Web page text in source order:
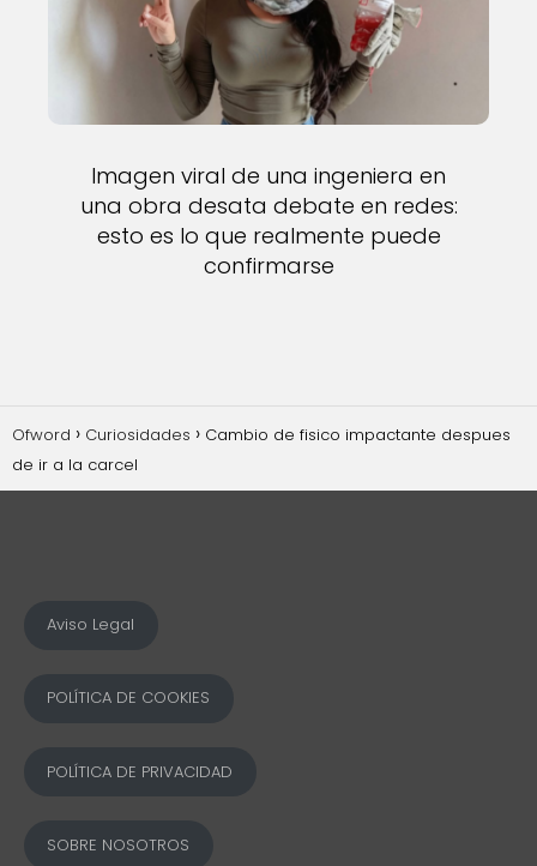
Imagen viral de una ingeniera en
una obra desata debate en redes:
esto es lo que realmente puede
confirmarse
Ofword Curiosidades
Cambio de fisico impactante despues
de ir a la carcel
Aviso Legal
POLÍTICA DE COOKIES
POLÍTICA DE PRIVACIDAD
SOBRE NOSOTROS